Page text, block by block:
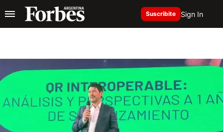
Suscribite Sign In